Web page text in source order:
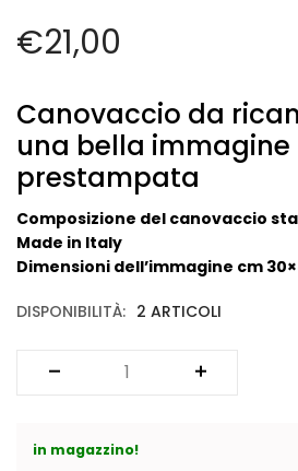
Minuterie (58)
Prodotti per la sartoria (34)
Ricamo (119)
Quadri Mezzo Punto (92)
Canovacci Completi di Filati e
Sciarpe (8)
Set di Bottoni Vintage (77)
Swarovski (2)
€21,00
Canovaccio da
una bella immagine
prestampata
Composizione del canovaccio
Made in Italy
Dimensioni dell’immagine cm
DISPONIBILITÀ: 2 ARTICOLI
in magazzino!